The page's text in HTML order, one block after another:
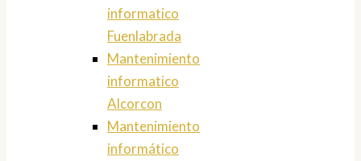
informatico
Fuenlabrada
Mantenimiento
informatico
Alcorcon
Mantenimiento
informático